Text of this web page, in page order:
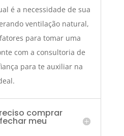
é a necessidade de sua
ventilação natural,
para tomar uma
com a consultoria de
para te auxiliar na
comprar
meu